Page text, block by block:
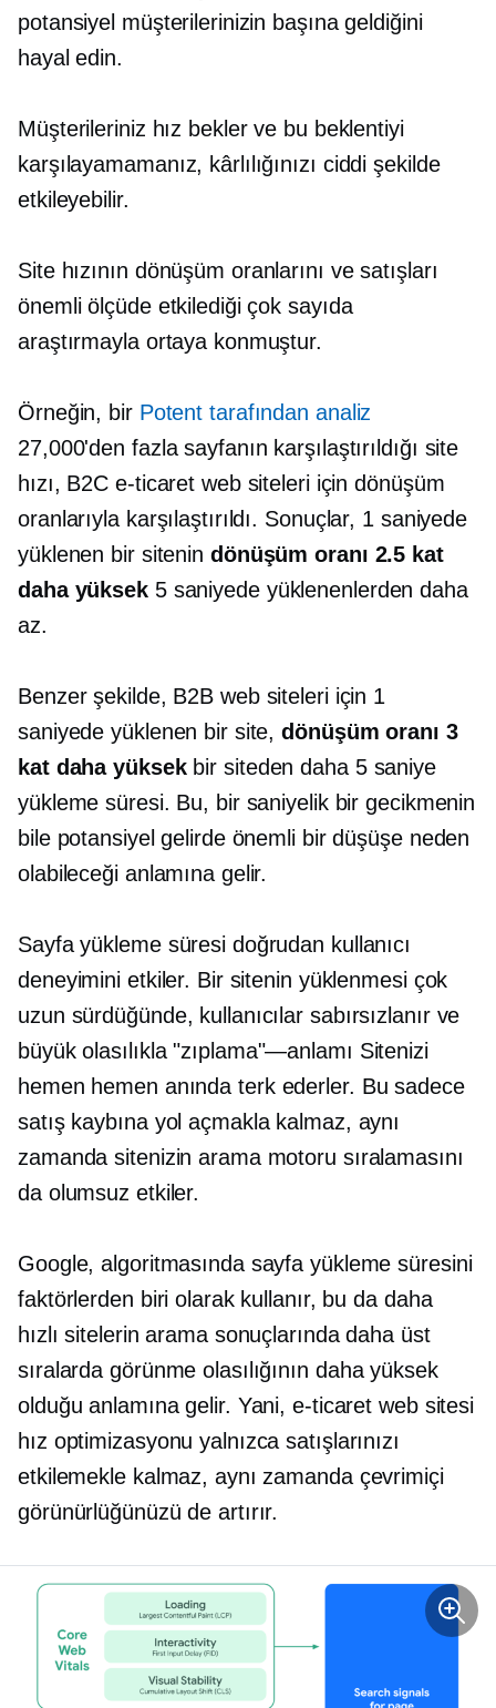
potansiyel müşterilerinizin başına geldiğini
hayal edin.
Müşterileriniz hız bekler ve bu beklentiyi
karşılayamamanız, kârlılığınızı ciddi şekilde
etkileyebilir.
Site hızının dönüşüm oranlarını ve satışları
önemli ölçüde etkilediği çok sayıda
araştırmayla ortaya konmuştur.
Örneğin, bir Potent tarafından analiz
27,000'den fazla sayfanın karşılaştırıldığı site
hızı, B2C e-ticaret web siteleri için dönüşüm
oranlarıyla karşılaştırıldı. Sonuçlar, 1 saniyede
yüklenen bir sitenin dönüşüm oranı 2.5 kat
daha yüksek5 saniyede yüklenenlerden daha
az.
Benzer şekilde, B2B web siteleri için 1
saniyede yüklenen bir site,dönüşüm oranı 3
kat daha yüksekbir siteden daha 5 saniye
yükleme süresi. Bu, bir saniyelik bir gecikmenin
bile potansiyel gelirde önemli bir düşüşe neden
olabileceği anlamına gelir.
Sayfa yükleme süresi doğrudan kullanıcı
deneyimini etkiler. Bir sitenin yüklenmesi çok
uzun sürdüğünde, kullanıcılar sabırsızlanır ve
büyük olasılıkla"zıplama"—anlamı Sitenizi
hemen hemen anında terk ederler. Bu sadece
satış kaybına yol açmakla kalmaz, aynı
zamanda sitenizin arama motoru sıralamasını
da olumsuz etkiler.
Google, algoritmasında sayfa yükleme süresini
faktörlerden biri olarak kullanır, bu da daha
hızlı sitelerin arama sonuçlarında daha üst
sıralarda görünme olasılığının daha yüksek
olduğu anlamına gelir. Yani, e-ticaret web sitesi
hız optimizasyonu yalnızca satışlarınızı
etkilemekle kalmaz, aynı zamanda çevrimiçi
görünürlüğünüzü de artırır.